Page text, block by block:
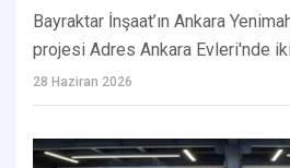
Bayraktar İnşaat’ın Ankara
projesi Adres Ankara Evleri'nde
28 Haziran 2026